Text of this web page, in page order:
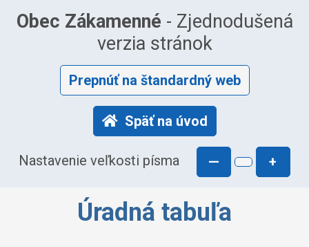
Obec Zákamenné - Zjednodušená
verzia stránok
Prepnúť na štandardný web
Späť na úvod
Nastavenie veľkosti písma — +
Úradná tabuľa